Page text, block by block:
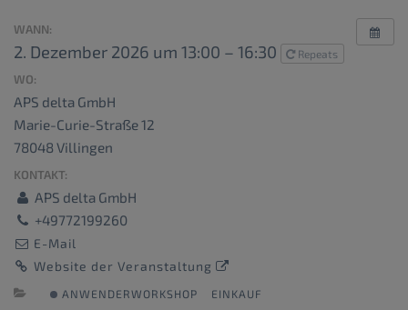
WANN:
2. Dezember 2026 um 13:00 – 16:30 Repeats
WO:
APS delta GmbH
Marie-Curie-Straße 12
78048 Villingen
KONTAKT:
APS delta GmbH
+49772199260
E-Mail
Website der Veranstaltung
ANWENDERWORKSHOP
EINKAUF